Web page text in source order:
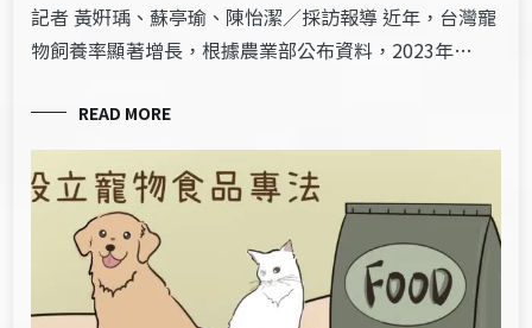
記者 黃姸瑀、蘇亭瑜、陳怡潔／採訪報導 近年，台灣寵
物飼養率顯著增長，根據農業部公布資料，2023年…
READ MORE